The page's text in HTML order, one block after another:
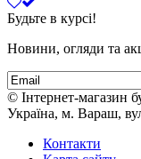
Будьте в курсі!
Новини, огляди та
© Інтернет-магазин
Україна, м. Вараш,
Контакти